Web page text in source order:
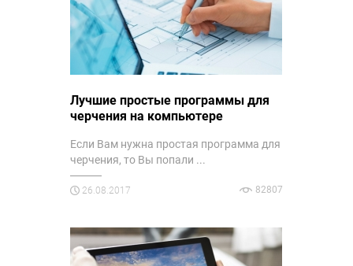
Лучшие простые программы для
черчения на компьютере
Если Вам нужна простая программа для
черчения, то Вы попали ...
26.08.2017 82807